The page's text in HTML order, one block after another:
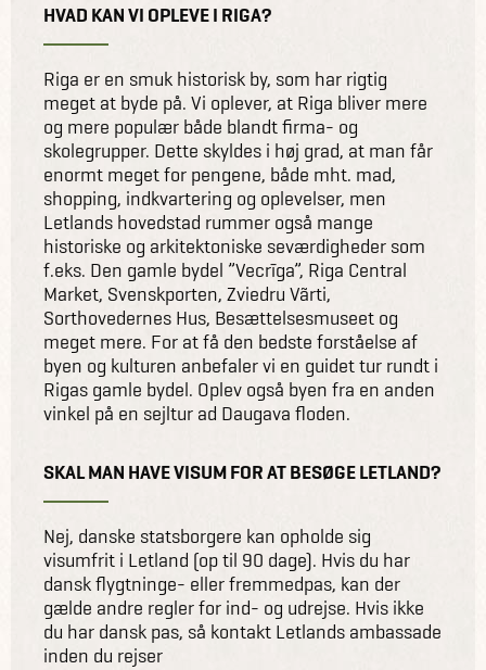
HVAD KAN VI OPLEVE I RIGA?
Riga er en smuk historisk by, som har rigtig
meget at byde på. Vi oplever, at Riga bliver mere
og mere populær både blandt firma- og
skolegrupper. Dette skyldes i høj grad, at man får
enormt meget for pengene, både mht. mad,
shopping, indkvartering og oplevelser, men
Letlands hovedstad rummer også mange
historiske og arkitektoniske seværdigheder som
f.eks. Den gamle bydel ”Vecrīga”, Riga Central
Market, Svenskporten, Zviedru Vãrti,
Sorthovedernes Hus, Besættelsesmuseet og
meget mere. For at få den bedste forståelse af
byen og kulturen anbefaler vi en guidet tur rundt i
Rigas gamle bydel. Oplev også byen fra en anden
vinkel på en sejltur ad Daugava floden.
SKAL MAN HAVE VISUM FOR AT BESØGE LETLAND?
Nej, danske statsborgere kan opholde sig
visumfrit i Letland (op til 90 dage). Hvis du har
dansk flygtninge- eller fremmedpas, kan der
gælde andre regler for ind- og udrejse. Hvis ikke
du har dansk pas, så kontakt Letlands ambassade
inden du rejser